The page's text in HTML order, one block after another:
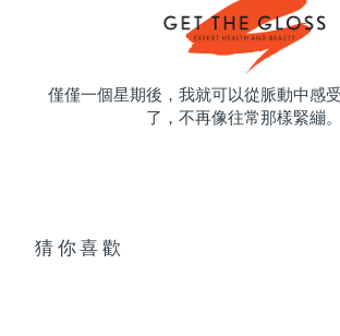
僅僅一個星期後，我就可以從脈動中感
了，不再像往常那樣緊繃。
猜你喜歡